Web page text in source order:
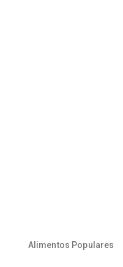
Alimentos Populares